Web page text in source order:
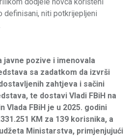
definisani, niti potkrijepljeni
javne pozive i imenovala
sa zadatkom da izvrši
zahtjeva i sačini
te dostavi Vladi FBiH na
Vlada FBiH je u 2025. godini
KM za 139 korisnika, a
Ministarstva, primjenjujući